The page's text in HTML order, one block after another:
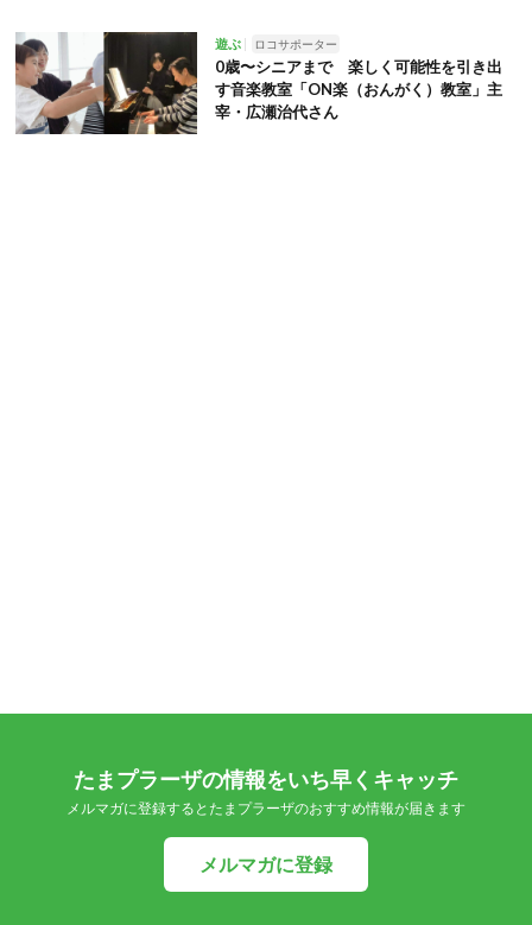
遊ぶ ロコサポーター
0歳〜シニアまで 楽しく可能性を引き出
す音楽教室「ON楽（おんがく）教室」主
宰・広瀬治代さん
たまプラーザの情報をいち早くキャッチ
メルマガに登録するとたまプラーザのおすすめ情報が届きます
メルマガに登録